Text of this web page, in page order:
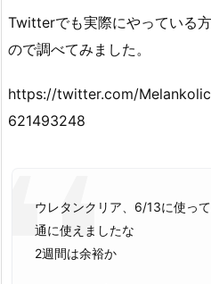
Twitterでも実際にやっている
ので調べてみました。
https://twitter.com/
621493248
通に使えましたな
2週間は余裕か